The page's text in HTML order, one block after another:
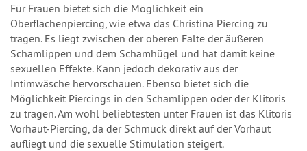
Für Frauen bietet sich die Möglichkeit ein
Oberflächenpiercing, wie etwa das Christina Piercing zu
tragen. Es liegt zwischen der oberen Falte der äußeren
Schamlippen und dem Schamhügel und hat damit keine
sexuellen Effekte. Kann jedoch dekorativ aus der
Intimwäsche hervorschauen. Ebenso bietet sich die
Möglichkeit Piercings in den Schamlippen oder der Klitoris
zu tragen. Am wohl beliebtesten unter Frauen ist das Klitoris
Vorhaut-Piercing, da der Schmuck direkt auf der Vorhaut
aufliegt und die sexuelle Stimulation steigert.